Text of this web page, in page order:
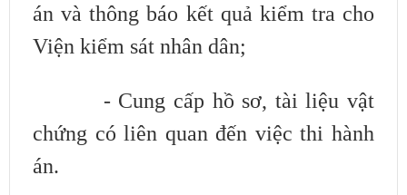
án và thông báo kết quả kiểm tra cho
Viện kiểm sát nhân dân;
- Cung cấp hồ sơ, tài liệu vật
chứng có liên quan đến việc thi hành
án.